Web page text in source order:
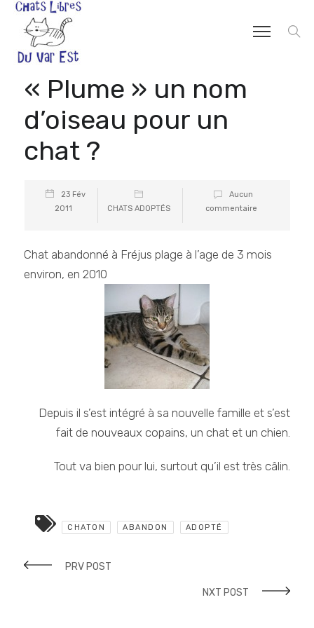
« Plume » un nom
d’oiseau pour un
chat ?
23 Fév
2011
CHATS ADOPTÉS
Aucun
commentaire
Chat abandonné à Fréjus plage à l’age de 3 mois
environ, en 2010
Depuis il s’est intégré à sa nouvelle famille et s’est
fait de nouveaux copains, un chat et un chien.
Tout va bien pour lui, surtout qu’il est très câlin.
CHATON ABANDON ADOPTÉ
PRV POST
NXT POST